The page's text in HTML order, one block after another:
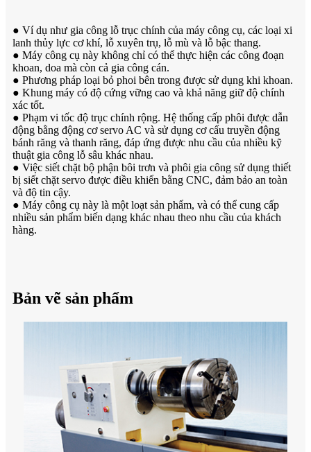
● Ví dụ như gia công lỗ trục chính của máy công cụ, các loại xi
lanh thủy lực cơ khí, lỗ xuyên trụ, lỗ mù và lỗ bậc thang.
● Máy công cụ này không chỉ có thể thực hiện các công đoạn
khoan, doa mà còn cả gia công cán.
● Phương pháp loại bỏ phoi bên trong được sử dụng khi khoan.
● Khung máy có độ cứng vững cao và khả năng giữ độ chính
xác tốt.
● Phạm vi tốc độ trục chính rộng. Hệ thống cấp phôi được dẫn
động bằng động cơ servo AC và sử dụng cơ cấu truyền động
bánh răng và thanh răng, đáp ứng được nhu cầu của nhiều kỹ
thuật gia công lỗ sâu khác nhau.
● Việc siết chặt bộ phận bôi trơn và phôi gia công sử dụng thiết
bị siết chặt servo được điều khiển bằng CNC, đảm bảo an toàn
và độ tin cậy.
● Máy công cụ này là một loạt sản phẩm, và có thể cung cấp
nhiều sản phẩm biến dạng khác nhau theo nhu cầu của khách
hàng.
Bản vẽ sản phẩm